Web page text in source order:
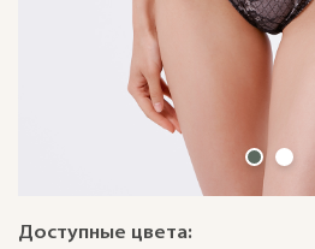
Доступные цвета: